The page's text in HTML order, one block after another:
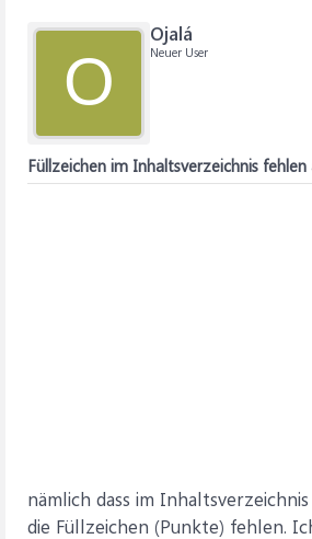
O
Ojalá
Neuer User
Füllzeichen im Inhaltsverzeichnis
nämlich dass im
die Füllzeichen (Punkte) fehlen.